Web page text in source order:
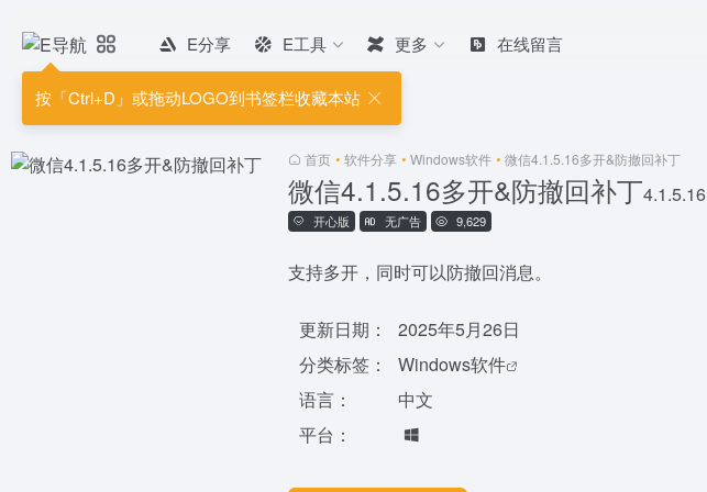
按「Ctrl+D」或拖动LOGO到书签栏收藏本站
E分享 E工具 更多 在线留言
首页 • 软件分享 • Windows软件 • 微信4.1.5.16多开&防撤回补丁
微信4.1.5.16多开&防撤回补丁4.1.5.16
开心版 无广告 9,629
支持多开，同时可以防撤回消息。
更新日期：
2025年5月26日
分类标签：
Windows软件
语言：
中文
平台：